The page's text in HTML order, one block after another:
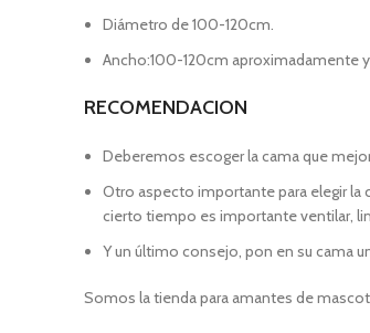
Diámetro de 100-120cm.
Ancho:100-120cm aproximadamente
RECOMENDACION
Deberemos escoger la cama que
Otro aspecto importante para elegir la
cierto tiempo es importante ventilar,
Y un último consejo, pon en su cama
Somos la tienda para amantes de